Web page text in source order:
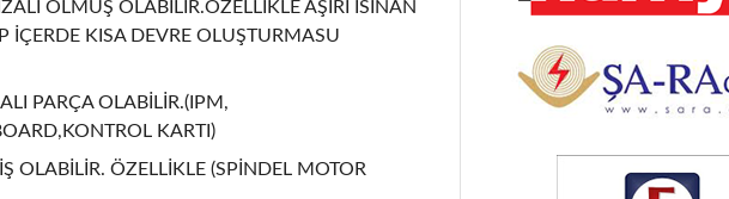
OLMUŞ OLABİLİR.ÖZELLİKLE AŞIRI ISINAN
İÇERDE KISA DEVRE OLUŞTURMASU
PARÇA OLABİLİR.(IPM,
KARTI)
OLABİLİR. ÖZELLİKLE (SPİNDEL MOTOR